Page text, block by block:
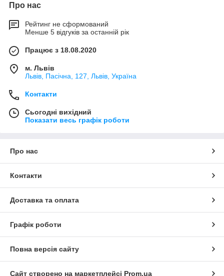
Про нас
Рейтинг не сформований
Менше 5 відгуків за останній рік
Працює з 18.08.2020
м. Львів
Львів, Пасічна, 127, Львів, Україна
Контакти
Сьогодні вихідний
Показати весь графік роботи
Про нас
Контакти
Доставка та оплата
Графік роботи
Повна версія сайту
Сайт створено на маркетплейсі Prom.ua